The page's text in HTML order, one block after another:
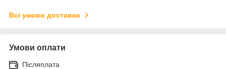
Всі умови доставки
Умови оплати
Післяплата